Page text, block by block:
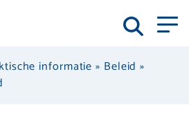
informatie » Beleid »